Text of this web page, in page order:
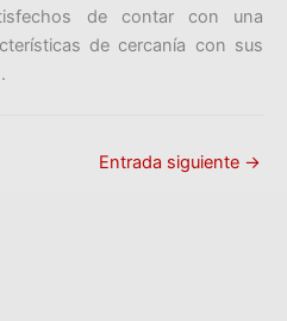
de contar con una
de cercanía con sus
Entrada siguiente →